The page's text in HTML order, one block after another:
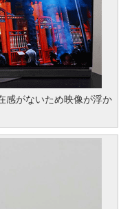
感がないため映像が浮か